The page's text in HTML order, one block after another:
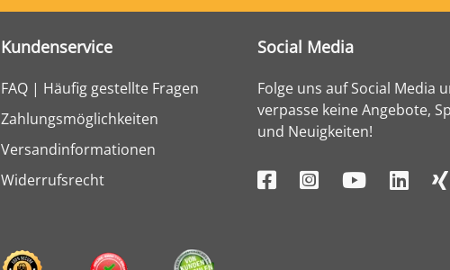
Kundenservice
FAQ | Häufig gestellte Fragen
Zahlungsmöglichkeiten
Versandinformationen
Widerrufsrecht
Social Media
Folge uns auf Social Media
verpasse keine Angebote,
und Neuigkeiten!